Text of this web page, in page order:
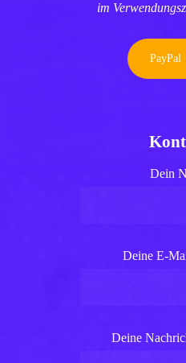
im
PayPal
Dein
Deine E-
Deine